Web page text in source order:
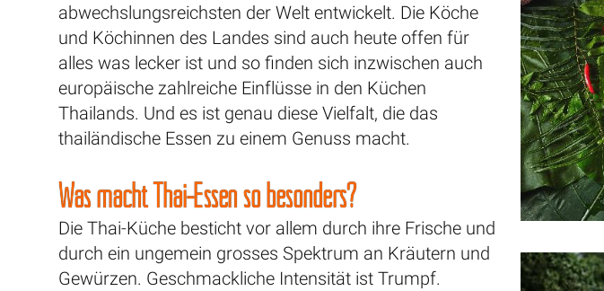
abwechslungsreichsten der Welt entwickelt. Die Köche
und Köchinnen des Landes sind auch heute offen für
alles was lecker ist und so finden sich inzwischen auch
europäische zahlreiche Einflüsse in den Küchen
Thailands. Und es ist genau diese Vielfalt, die das
thailändische Essen zu einem Genuss macht.
Was macht Thai-Essen so besonders?
Die Thai-Küche besticht vor allem durch ihre Frische und
durch ein ungemein grosses Spektrum an Kräutern und
Gewürzen. Geschmackliche Intensität ist Trumpf.